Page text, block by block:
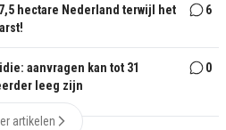
hectare Nederland terwijl het
6
aanvragen kan tot 31
leeg zijn
0
artikelen